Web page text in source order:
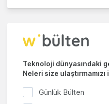
Teknoloji dünyasındaki
Neleri size
Günlük Bülten